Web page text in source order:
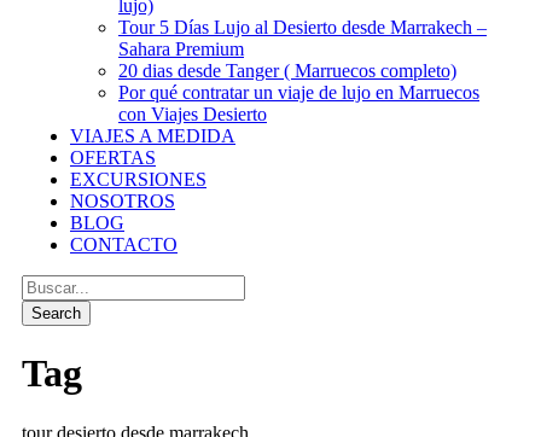
lujo)
Tour 5 Días Lujo al Desierto desde Marrakech –
Sahara Premium
20 dias desde Tanger ( Marruecos completo)
Por qué contratar un viaje de lujo en Marruecos
con Viajes Desierto
VIAJES A MEDIDA
OFERTAS
EXCURSIONES
NOSOTROS
BLOG
CONTACTO
Tag
tour desierto desde marrakech